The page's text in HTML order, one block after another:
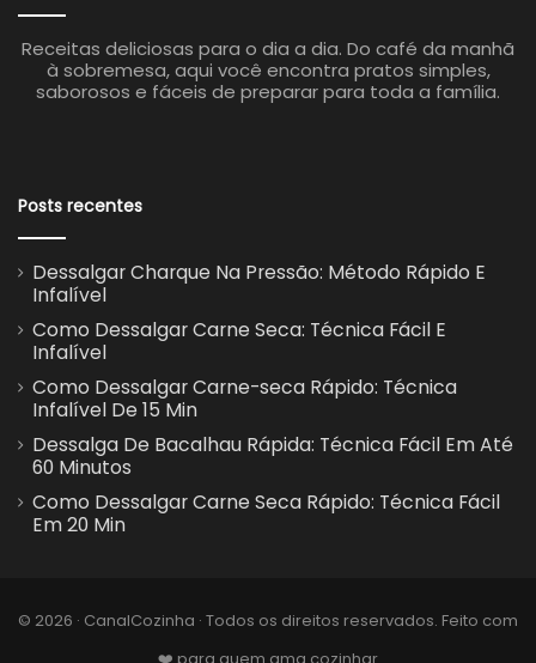
Receitas deliciosas para o dia a dia. Do café da manhã
à sobremesa, aqui você encontra pratos simples,
saborosos e fáceis de preparar para toda a família.
Posts recentes
Dessalgar Charque Na Pressão: Método Rápido E
Infalível
Como Dessalgar Carne Seca: Técnica Fácil E
Infalível
Como Dessalgar Carne-seca Rápido: Técnica
Infalível De 15 Min
Dessalga De Bacalhau Rápida: Técnica Fácil Em Até
60 Minutos
Como Dessalgar Carne Seca Rápido: Técnica Fácil
Em 20 Min
© 2026 · CanalCozinha · Todos os direitos reservados. Feito com